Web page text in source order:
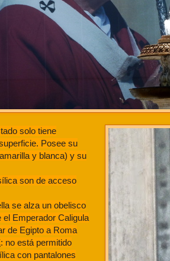
solo tiene
Posee su
y blanca) y su
son de acceso
se alza un obelisco
el Emperador Caligula
de Egipto a Roma
: no está permitido
con pantalones